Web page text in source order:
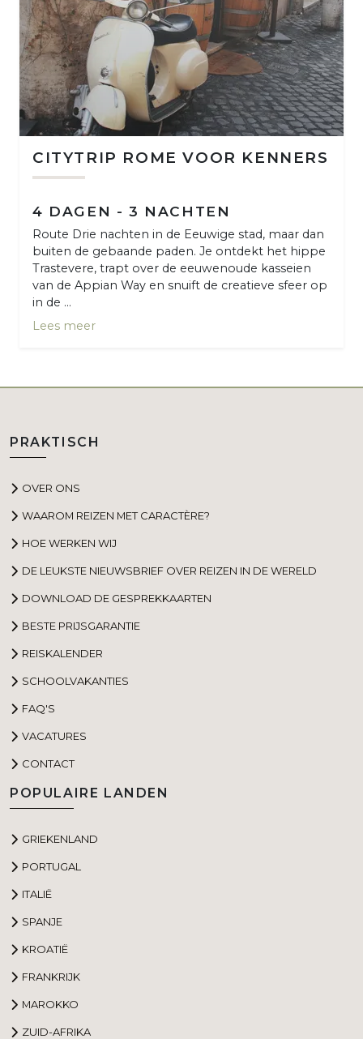
CITYTRIP ROME VOOR KENNERS
4 DAGEN - 3 NACHTEN
Route Drie nachten in de Eeuwige stad, maar dan
buiten de gebaande paden. Je ontdekt het hippe
Trastevere, trapt over de eeuwenoude kasseien
van de Appian Way en snuift de creatieve sfeer op
in de ...
Lees meer
PRAKTISCH
OVER ONS
WAAROM REIZEN MET CARACTÈRE?
HOE WERKEN WIJ
DE LEUKSTE NIEUWSBRIEF OVER REIZEN IN DE WERELD
DOWNLOAD DE GESPREKKAARTEN
BESTE PRIJSGARANTIE
REISKALENDER
SCHOOLVAKANTIES
FAQ'S
VACATURES
CONTACT
POPULAIRE LANDEN
GRIEKENLAND
PORTUGAL
ITALIË
SPANJE
KROATIË
FRANKRIJK
MAROKKO
ZUID-AFRIKA